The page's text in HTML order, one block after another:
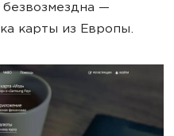
безвозмездна —
карты из Европы.